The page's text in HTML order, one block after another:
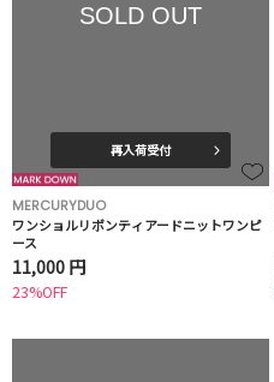
SOLD OUT
再入荷受付
MERCURYDUO
ワンショルリボンティアードニットワンピ
ース
11,000 円
23%OFF